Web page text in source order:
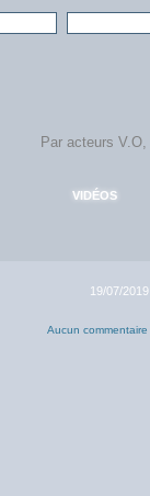
VIDÉOS
19/07/2019
Aucun commentaire